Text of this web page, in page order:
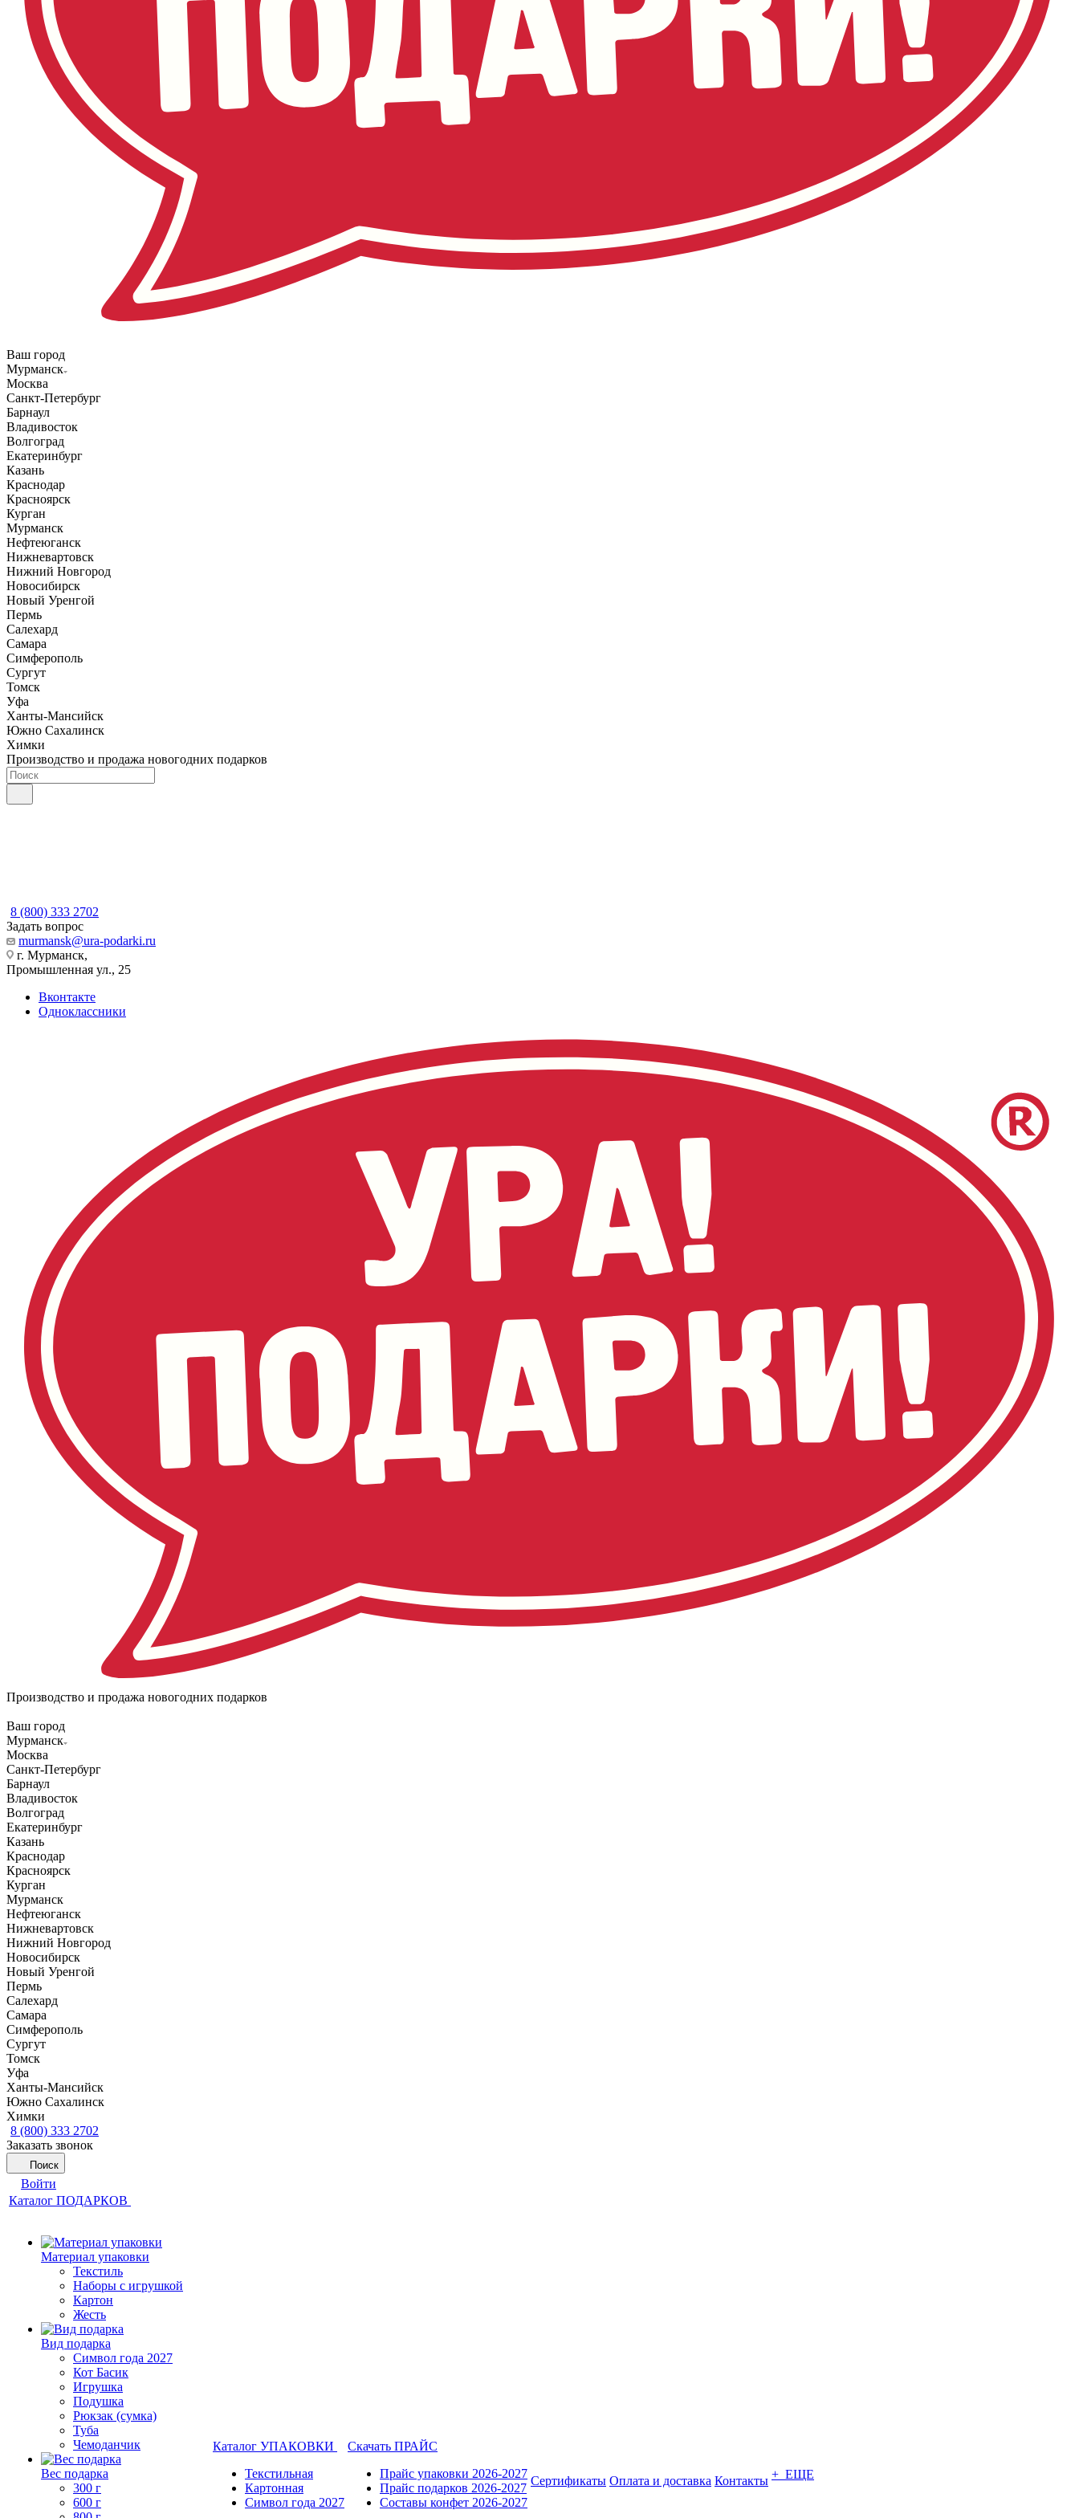
Ваш город
Мурманск
Москва
Санкт-Петербург
Барнаул
Владивосток
Волгоград
Екатеринбург
Казань
Краснодар
Красноярск
Курган
Мурманск
Нефтеюганск
Нижневартовск
Нижний Новгород
Новосибирск
Новый Уренгой
Пермь
Салехард
Самара
Симферополь
Сургут
Томск
Уфа
Ханты-Мансийск
Южно Сахалинск
Химки
Производство и продажа новогодних подарков
8 (800) 333 2702
Задать вопрос
murmansk@ura-podarki.ru
г. Мурманск,
Промышленная ул., 25
Вконтакте
Одноклассники
Производство и продажа новогодних подарков
Ваш город
Мурманск
Москва
Санкт-Петербург
Барнаул
Владивосток
Волгоград
Екатеринбург
Казань
Краснодар
Красноярск
Курган
Мурманск
Нефтеюганск
Нижневартовск
Нижний Новгород
Новосибирск
Новый Уренгой
Пермь
Салехард
Самара
Симферополь
Сургут
Томск
Уфа
Ханты-Мансийск
Южно Сахалинск
Химки
8 (800) 333 2702
Заказать звонок
Поиск
Войти
Каталог ПОДАРКОВ
Материал упаковки
Текстиль
Наборы с игрушкой
Картон
Жесть
Вид подарка
Символ года 2027
Кот Басик
Игрушка
Подушка
Рюкзак (сумка)
Туба
Чемоданчик
Вес подарка
300 г
600 г
Каталог УПАКОВКИ
Текстильная
Картонная
Символ года 2027
Скачать ПРАЙС
Прайс упаковки 2026-2027
Прайс подарков 2026-2027
Составы конфет 2026-2027
Сертификаты Оплата и доставка Контакты + ЕЩЕ